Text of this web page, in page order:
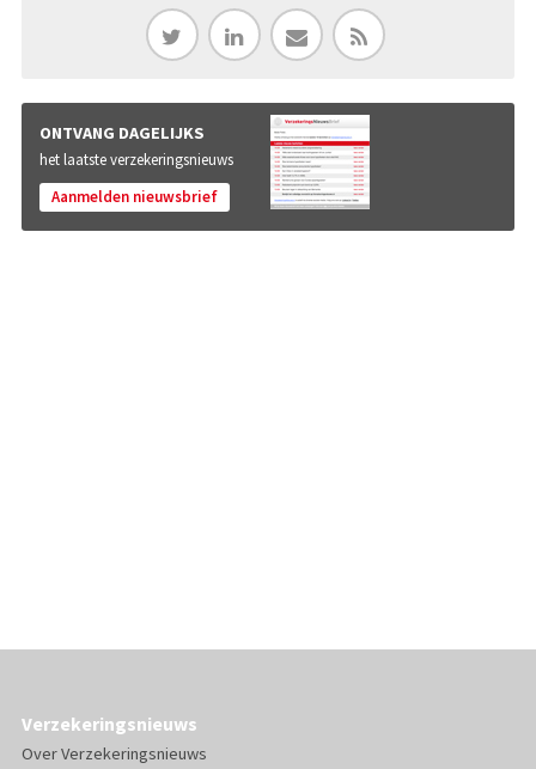
ONTVANG DAGELIJKS
het laatste verzekeringsnieuws
Aanmelden nieuwsbrief
Verzekeringsnieuws
Over Verzekeringsnieuws